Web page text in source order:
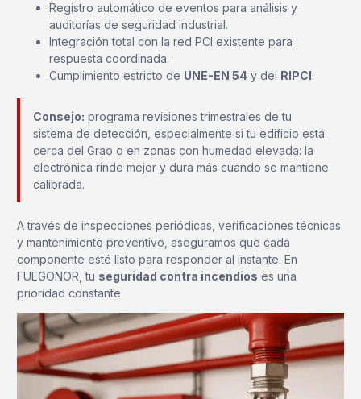
Registro automático de eventos para análisis y
auditorías de seguridad industrial.
Integración total con la red PCI existente para
respuesta coordinada.
Cumplimiento estricto de UNE-EN 54 y del RIPCI.
Consejo: programa revisiones trimestrales de tu
sistema de detección, especialmente si tu edificio está
cerca del Grao o en zonas con humedad elevada: la
electrónica rinde mejor y dura más cuando se mantiene
calibrada.
A través de inspecciones periódicas, verificaciones técnicas
y mantenimiento preventivo, aseguramos que cada
componente esté listo para responder al instante. En
FUEGONOR, tu seguridad contra incendios es una
prioridad constante.